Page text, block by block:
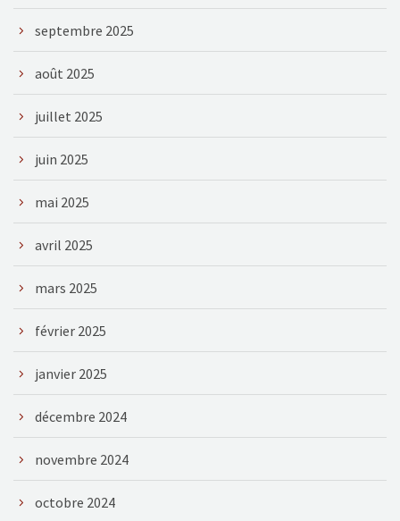
septembre 2025
août 2025
juillet 2025
juin 2025
mai 2025
avril 2025
mars 2025
février 2025
janvier 2025
décembre 2024
novembre 2024
octobre 2024